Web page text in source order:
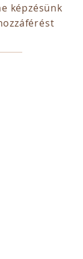
képzésünk